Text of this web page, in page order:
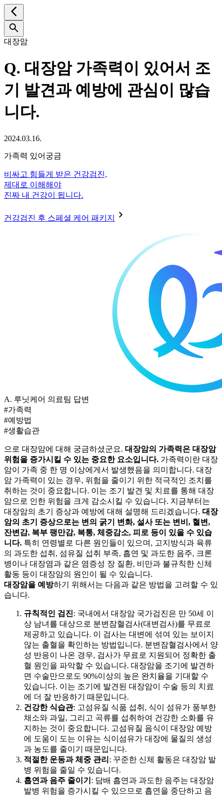
대장암
Q. 대장암 가족력이 있어서 조
기 발견과 예방에 관심이 많습
니다.
2024.03.16.
가족력 있어궁금
비싸고 힘들게 받은 건강검진,
제대로 이해해야
진짜 내 건강이 됩니다.
건강검진 후 스페셜 케어 패키지
A. 루닛케어 의료팀 답변
#가족력
#예방법
#생활습관
으로 대장암에 대해 궁금하셨군요. 대장암의 가족력은 대장암
위험을 증가시킬 수 있는 중요한 요소입니다. 가족력이란 대장
암이 가족 중 한 명 이상에게서 발생했음을 의미합니다. 대장
암 가족력이 있는 경우, 위험을 줄이기 위한 적극적인 조치를
취하는 것이 중요합니다. 이는 조기 발견 및 치료를 통해 대장
암으로 인한 위험을 크게 감소시킬 수 있습니다. 지금부터는
대장암의 초기 증상과 예방에 대해 설명해 드리겠습니다. 대장
암의 초기 증상으로는 변의 굵기 변화, 설사 또는 변비, 혈변,
잔변감, 복부 팽만감, 복통, 체중감소, 피로 등이 있을 수 있습
니다. 특히 연령별로 다른 원인들이 있으며, 고지방식과 육류
의 과도한 섭취, 섬유질 섭취 부족, 흡연 및 과도한 음주, 크론
병이나 대장염과 같은 염증성 장 질환, 비만과 불규칙한 신체
활동 등이 대장암의 원인이 될 수 있습니다.
대장암을 예방하기 위해서는 다음과 같은 방법을 고려할 수 있
습니다.
규칙적인 검진: 국내에서 대장암 국가검진은 만 50세 이
상 남녀를 대상으로 분변잠혈검사(대변검사)를 무료로
제공하고 있습니다. 이 검사는 대변에 섞여 있는 보이지
않는 출혈을 확인하는 방법입니다. 분변잠혈검사에서 양
성 반응이 나온 경우, 검사가 무료로 지원되어 정확한 출
혈 원인을 파악할 수 있습니다. 대장암을 조기에 발견하
면 수술만으로도 90%이상의 높은 완치율을 기대할 수
있습니다. 이는 조기에 발견된 대장암이 수술 등의 치료
에 더 잘 반응하기 때문입니다.
건강한 식습관: 고섬유질 식품 섭취, 식이 섬유가 풍부한
채소와 과일, 그리고 곡류를 섭취하여 건강한 소화를 유
지하는 것이 중요합니다. 고섬유질 음식이 대장암 예방
에 도움이 도는 이유는 식이섬유가 대장에 물질의 생성
과 농도를 줄이기 때문입니다.
적절한 운동과 체중 관리 : 꾸준한 신체 활동은 대장암 발
병 위험을 줄일 수 있습니다.
흡연과 음주 줄이기 : 담배 흡연과 과도한 음주는 대장암
발병 위험을 증가시킬 수 있으므로 흡연을 중단하고 음